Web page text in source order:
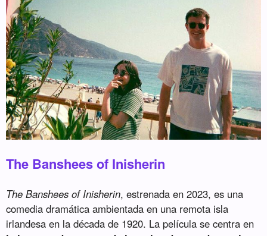
The Banshees of Inisherin
The Banshees of Inisherin, estrenada en 2023, es una
comedia dramática ambientada en una remota isla
irlandesa en la década de 1920. La película se centra en